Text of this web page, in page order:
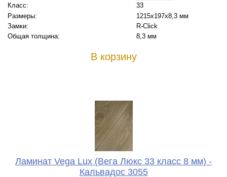
Класс:
33
Размеры:
1215х197х8,3 мм
Замки:
R-Click
Общая толщина:
8,3 мм
В корзину
Ламинат Vega Lux (Вега Люкс 33 класс 8 мм) -
Кальвадос 3055